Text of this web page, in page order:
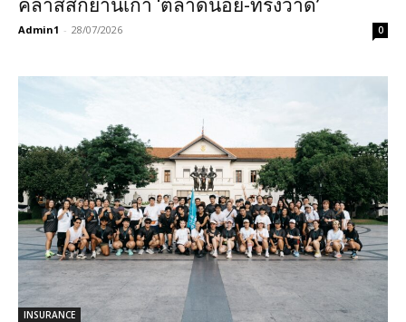
คลาสสิกย่านเก่า ‘ตลาดน้อย-ทรงวาด’
Admin1 - 28/07/2026 0
INSURANCE